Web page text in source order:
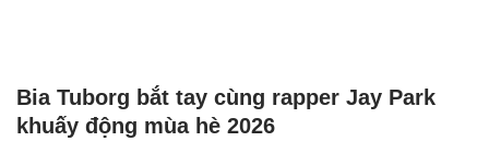
Bia Tuborg bắt tay cùng rapper Jay Park
khuấy động mùa hè 2026